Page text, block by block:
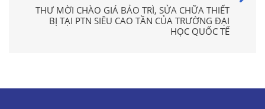
THƯ MỜI CHÀO GIÁ BẢO TRÌ, SỬA CHỮA THIẾT
BỊ TẠI PTN SIÊU CAO TẦN CỦA TRƯỜNG ĐẠI
HỌC QUỐC TẾ